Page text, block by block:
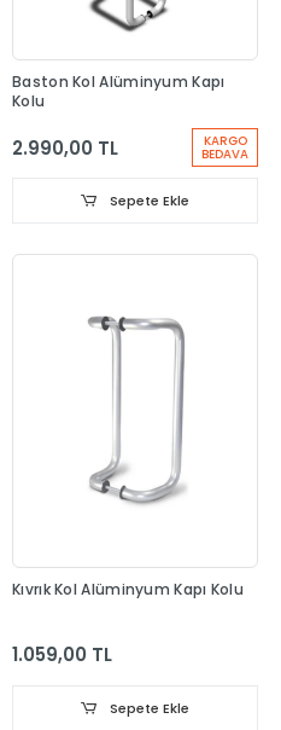
Baston Kol Alüminyum Kapı
Kolu
2.990,00 TL KARGO
BEDAVA
Sepete Ekle
Kıvrık Kol Alüminyum Kapı Kolu
1.059,00 TL
Sepete Ekle